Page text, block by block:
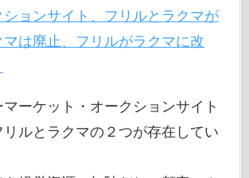
ョンサイト、フリルとラクマが
は廃止、フリルがラクマに改
ーケット・オークションサイト
ルとラクマの２つが存在してい